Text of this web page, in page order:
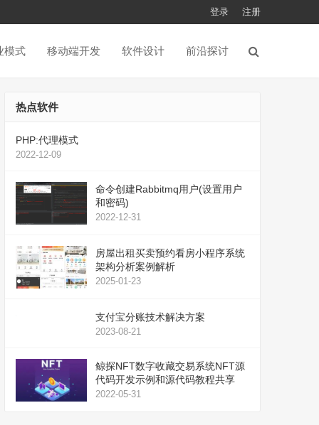
登录 注册
模式 移动端开发 软件设计 前沿探讨
热点软件
PHP:代理模式
2022-12-09
命令创建Rabbitmq用户(设置用户
和密码)
2022-12-31
房屋出租买卖预约看房小程序系统
架构分析案例解析
2025-01-23
支付宝分账技术解决方案
2023-08-21
鲸探NFT数字收藏交易系统NFT源
代码开发示例和源代码教程共享
2022-05-31